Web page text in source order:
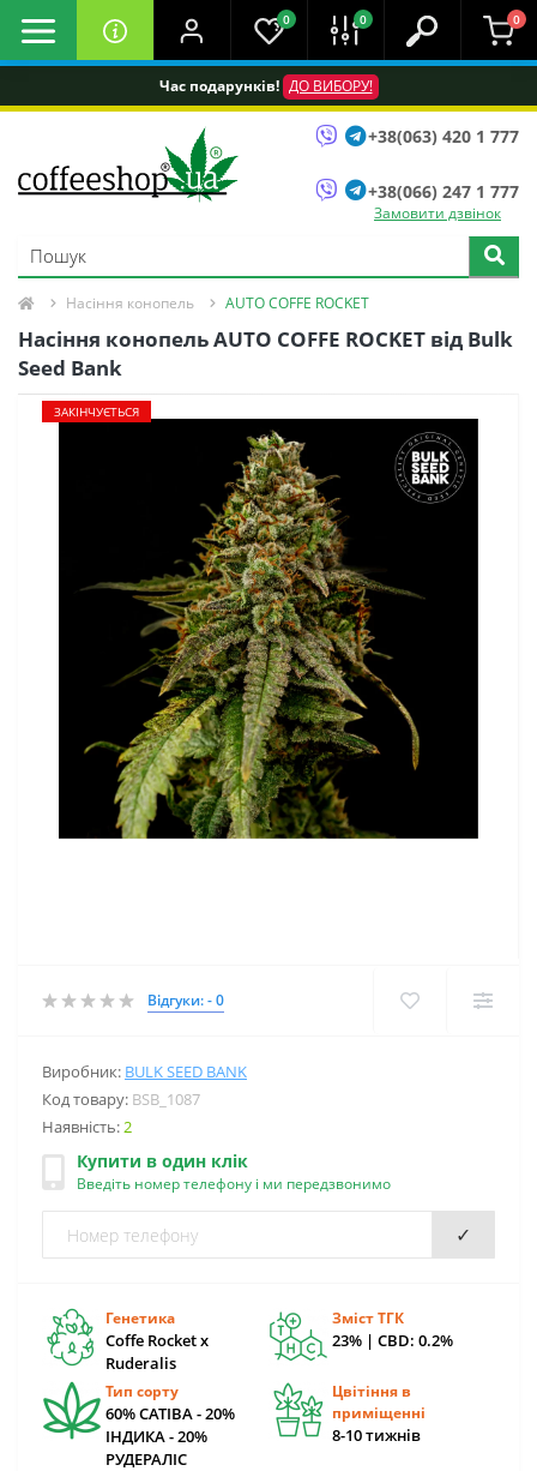
Час подарунків! ДО ВИБОРУ!
0 0 0
+38(063) 420 1 777
+38(066) 247 1 777
Замовити дзвінок
Насіння конопель AUTO COFFE ROCKET
Насіння конопель AUTO COFFE ROCKET від Bulk
Seed Bank
ЗАКІНЧУЄТЬСЯ
Відгуки: - 0
Виробник: BULK SEED BANK
Код товару: BSB_1087
Наявність:2
Купити в один клік
Введіть номер телефону і ми передзвонимо
✓
Генетика
Coffe Rocket x
Ruderalis
Зміст ТГК
23% | CBD: 0.2%
Тип сорту
60% САТІВА - 20%
ІНДИКА - 20%
РУДЕРАЛІС
Цвітіння в
приміщенні
8-10 тижнів